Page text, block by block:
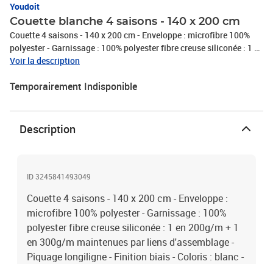
Youdoit
Couette blanche 4 saisons - 140 x 200 cm
Couette 4 saisons - 140 x 200 cm - Enveloppe : microfibre 100%
polyester - Garnissage : 100% polyester fibre creuse siliconée : 1 en
200g/m + 1 en 300g/m maintenues par liens d'assemblage -
Voir la description
Temporairement Indisponible
Description
ID 3245841493049
Couette 4 saisons - 140 x 200 cm - Enveloppe :
microfibre 100% polyester - Garnissage : 100%
polyester fibre creuse siliconée : 1 en 200g/m + 1
en 300g/m maintenues par liens d'assemblage -
Piquage longiligne - Finition biais - Coloris : blanc -